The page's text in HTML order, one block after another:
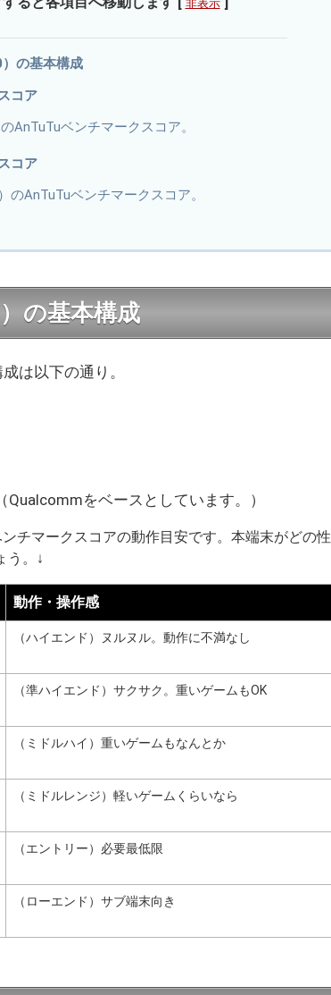
非表示
の基本構成
コア
AnTuTuベンチマークスコア。
コア
のAnTuTuベンチマークスコア。
の基本構成
は以下の通り。
をベースとしています。）
チマークスコアの動作目安です。本端末がどの性
う。↓
動作・操作感
（ハイエンド）ヌルヌル。動作に不満なし
（準ハイエンド）サクサク。重いゲームもOK
（ミドルハイ）重いゲームもなんとか
（ミドルレンジ）軽いゲームくらいなら
（エントリー）必要最低限
（ローエンド）サブ端末向き